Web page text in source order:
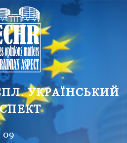
УКРАЇНСЬКИЙ
09